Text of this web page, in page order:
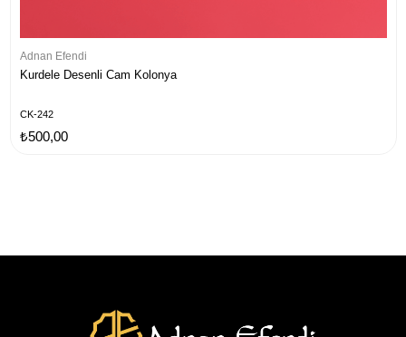
Adnan Efendi
Kurdele Desenli Cam Kolonya
CK-242
₺500,00